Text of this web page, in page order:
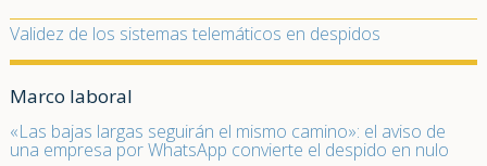
Validez de los sistemas telemáticos en despidos
Marco laboral
«Las bajas largas seguirán el mismo camino»: el aviso de
una empresa por WhatsApp convierte el despido en nulo